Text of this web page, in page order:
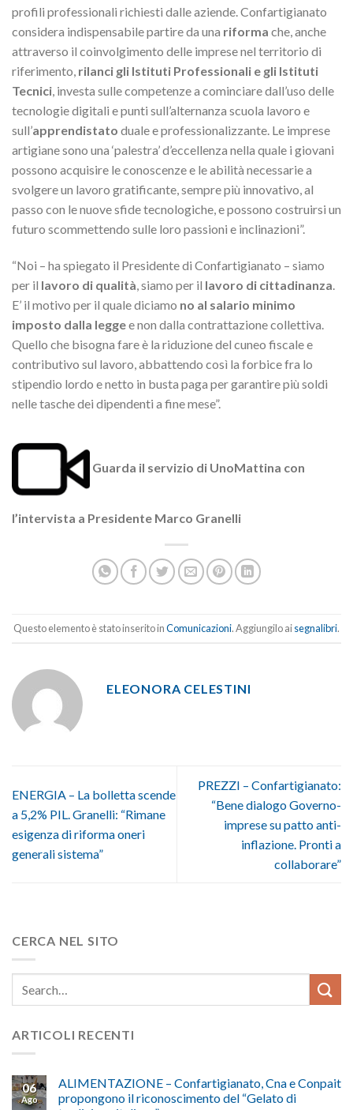
profili professionali richiesti dalle aziende. Confartigianato
considera indispensabile partire da una riforma che, anche
attraverso il coinvolgimento delle imprese nel territorio di
riferimento, rilanci gli Istituti Professionali e gli Istituti
Tecnici, investa sulle competenze a cominciare dall’uso delle
tecnologie digitali e punti sull’alternanza scuola lavoro e
sull’apprendistato duale e professionalizzante. Le imprese
artigiane sono una ‘palestra’ d’eccellenza nella quale i giovani
possono acquisire le conoscenze e le abilità necessarie a
svolgere un lavoro gratificante, sempre più innovativo, al
passo con le nuove sfide tecnologiche, e possono costruirsi un
futuro scommettendo sulle loro passioni e inclinazioni”.
“Noi – ha spiegato il Presidente di Confartigianato – siamo
per il lavoro di qualità , siamo per il lavoro di cittadinanza
E’ il motivo per il quale diciamo no al salario minimo
imposto dalla leggee non dalla contrattazione collettiva.
Quello che bisogna fare è la riduzione del cuneo fiscale e
contributivo sul lavoro, abbattendo così la forbice fra lo
stipendio lordo e netto in busta paga per garantire più soldi
nelle tasche dei dipendenti a fine mese”.
Guarda il servizio di UnoMattina con
l’intervista a Presidente Marco Granelli
Questo elemento è stato inserito inComunicazioni. Aggiungilo aisegnalibri.
ELEONORA CELESTINI
ENERGIA – La bolletta scende
a 5,2% PIL. Granelli: “Rimane
esigenza di riforma oneri
generali sistema”
PREZZI – Confartigianato:
“Bene dialogo Governo-
imprese su patto anti-
inflazione. Pronti a
collaborare”
CERCA NEL SITO
ARTICOLI RECENTI
06
Ago
ALIMENTAZIONE – Confartigianato, Cna e Conpait
propongono il riconoscimento del “Gelato di